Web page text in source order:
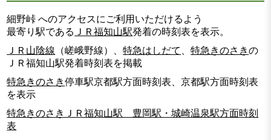
細野峠 へのアクセスにご利用いただけるよう
最寄り駅である ＪＲ福知山駅発着の時刻表を表示。
ＪＲ山陰線 （嵯峨野線）、特急はしだて 、特急きのさきの
ＪＲ福知山駅発着時刻表を掲載
特急きのさき停車駅京都駅方面時刻表、京都駅方面時刻表
を表示
特急きのさきＪＲ福知山駅 豊岡駅・城崎温泉駅方面時刻
表